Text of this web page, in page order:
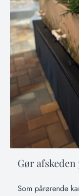
Gør
Som pårørende